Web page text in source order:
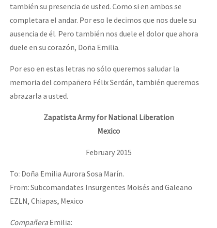
también su presencia de usted. Como si en ambos se
completara el andar. Por eso le decimos que nos duele su
ausencia de él. Pero también nos duele el dolor que ahora
duele en su corazón, Doña Emilia.
Por eso en estas letras no sólo queremos saludar la
memoria del compañero Félix Serdán, también queremos
abrazarla a usted.
Zapatista Army for National Liberation
Mexico
February 2015
To: Doña Emilia Aurora Sosa Marín.
From: Subcomandates Insurgentes Moisés and Galeano
EZLN, Chiapas, Mexico
CompañeraEmilia: